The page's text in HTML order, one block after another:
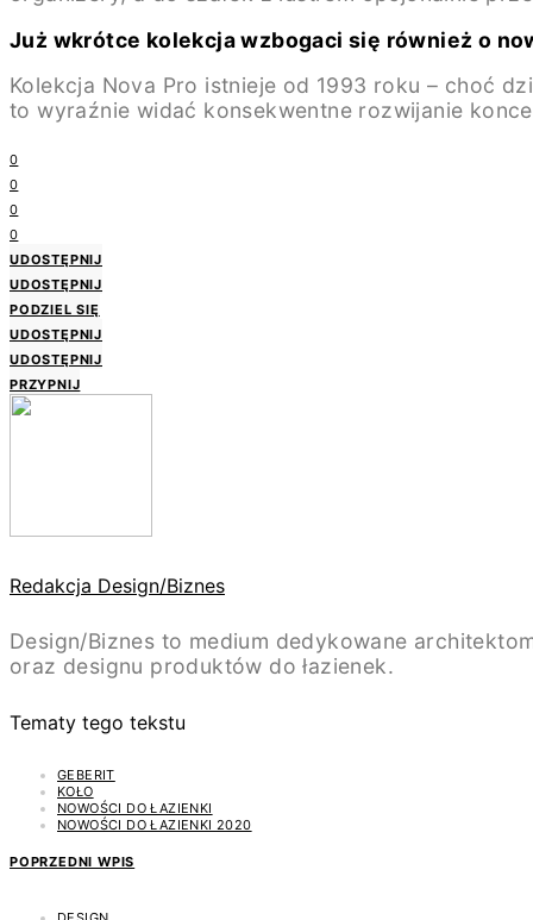
Już wkrótce kolekcja wzbogaci się również o
Kolekcja Nova Pro istnieje od 1993 roku – choć
to wyraźnie widać konsekwentne rozwijanie
0
0
0
0
UDOSTĘPNIJ
UDOSTĘPNIJ
PODZIEL SIĘ
UDOSTĘPNIJ
UDOSTĘPNIJ
PRZYPNIJ
Redakcja Design/Biznes
Design/Biznes to medium dedykowane
oraz designu produktów do łazienek.
Tematy tego tekstu
GEBERIT
KOŁO
NOWOŚCI DO ŁAZIENKI
NOWOŚCI DO ŁAZIENKI 2020
POPRZEDNI WPIS